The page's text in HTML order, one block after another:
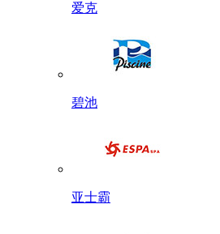
爱克
碧池
亚士霸